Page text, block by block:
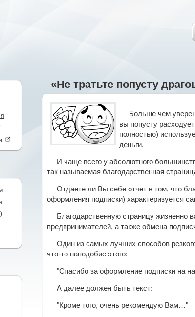
«Не тратьте попусту
Больше чем
вы попусту
полностью)
деньги.
И чаще всего у абсолютного
так называемая благодарственная
Отдаете ли Вы себе отчет в том, что
оформления подписки) характеризуется
Благодарственную страницу жизненно
предпринимателей, а также обмена
Один из самых лучших способов
что-то наподобие этого:
"Спасибо за оформление подписки на
А далее должен быть текст:
"Кроме того, очень рекомендую Вам…"